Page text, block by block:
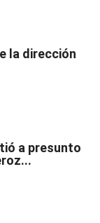
la dirección
a presunto